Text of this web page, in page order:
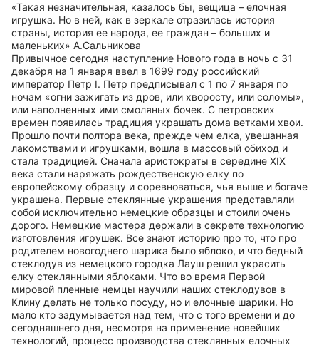
«Такая незначительная, казалось бы, вещица – елочная
игрушка. Но в ней, как в зеркале отразилась история
страны, история ее народа, ее граждан – больших и
маленьких» А.Сальникова
Привычное сегодня наступление Нового года в ночь с 31
декабря на 1 января ввел в 1699 году российский
император Петр I. Петр предписывал с 1 по 7 января по
ночам «огни зажигать из дров, или хворосту, или соломы»,
или наполненных ими смоляных бочек. С петровских
времен появилась традиция украшать дома ветками хвои.
Прошло почти полтора века, прежде чем елка, увешанная
лакомствами и игрушками, вошла в массовый обиход и
стала традицией. Сначала аристократы в середине XIX
века стали наряжать рождественскую елку по
европейскому образцу и соревноваться, чья выше и богаче
украшена. Первые стеклянные украшения представляли
собой исключительно немецкие образцы и стоили очень
дорого. Немецкие мастера держали в секрете технологию
изготовления игрушек. Все знают историю про то, что про
родителем новогоднего шарика было яблоко, и что бедный
стеклодув из немецкого городка Лауш решил украсить
елку стеклянными яблоками. Что во время Первой
мировой пленные немцы научили наших стеклодувов в
Клину делать не только посуду, но и елочные шарики. Но
мало кто задумывается над тем, что с того времени и до
сегодняшнего дня, несмотря на применение новейших
технологий, процесс производства стеклянных елочных